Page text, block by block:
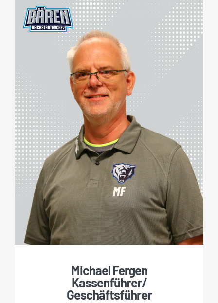
Michael Fergen
Kassenführer/
Geschäftsführer